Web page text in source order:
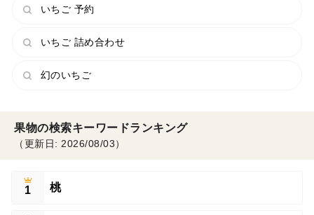
いちご 予約
いちご 詰め合わせ
幻のいちご
果物の検索キーワードランキング
（更新日: 2026/08/03）
1 桃